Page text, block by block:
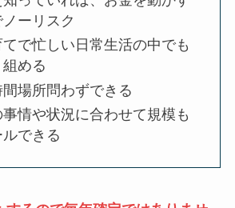
ノーリスク
で忙しい日常生活の中でも
める
場所問わずできる
情や状況に合わせて規模も
できる